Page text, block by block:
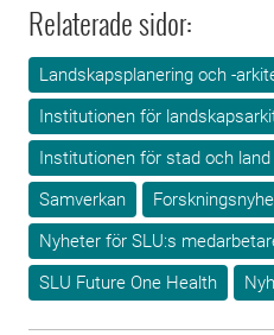
Relaterade sidor:
Landskapsplanering och -
Institutionen för
Institutionen för stad och land
Samverkan
Nyheter för SLU:s
SLU Future One Health